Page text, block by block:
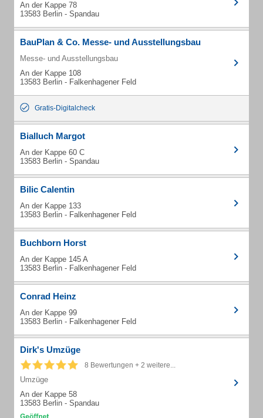
An der Kappe 78
13583 Berlin - Spandau
BauPlan & Co. Messe- und Ausstellungsbau
Messe- und Ausstellungsbau
An der Kappe 108
13583 Berlin - Falkenhagener Feld
Gratis-Digitalcheck
Bialluch Margot
An der Kappe 60 C
13583 Berlin - Spandau
Bilic Calentin
An der Kappe 133
13583 Berlin - Falkenhagener Feld
Buchborn Horst
An der Kappe 145 A
13583 Berlin - Falkenhagener Feld
Conrad Heinz
An der Kappe 99
13583 Berlin - Falkenhagener Feld
Dirk's Umzüge
8 Bewertungen + 2 weitere...
Umzüge
An der Kappe 58
13583 Berlin - Spandau